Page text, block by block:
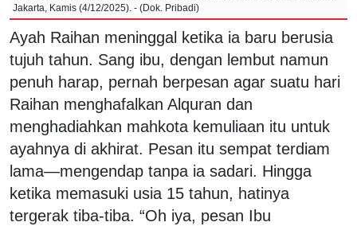
Jakarta, Kamis (4/12/2025). - (Dok. Pribadi)
Ayah Raihan meninggal ketika ia baru berusia
tujuh tahun. Sang ibu, dengan lembut namun
penuh harap, pernah berpesan agar suatu hari
Raihan menghafalkan Alquran dan
menghadiahkan mahkota kemuliaan itu untuk
ayahnya di akhirat. Pesan itu sempat terdiam
lama—mengendap tanpa ia sadari. Hingga
ketika memasuki usia 15 tahun, hatinya
tergerak tiba-tiba. “Oh iya, pesan Ibu